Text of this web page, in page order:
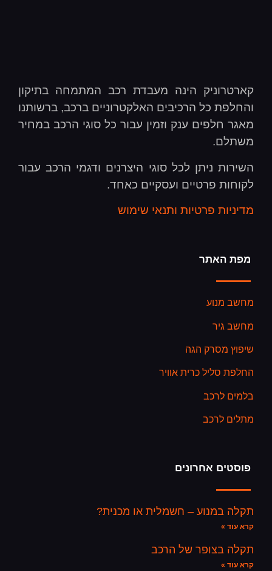
קארטרוניק הינה מעבדת רכב המתמחה בתיקון
והחלפת כל הרכיבים האלקטרוניים ברכב, ברשותנו
מאגר חלפים ענק וזמין עבור כל סוגי הרכב במחיר
משתלם.
השירות ניתן לכל סוגי היצרנים ודגמי הרכב עבור
לקוחות פרטיים ועסקיים כאחד.
מדיניות פרטיות ותנאי שימוש
מפת האתר
מחשב מנוע
מחשב גיר
שיפוץ מסרק הגה
החלפת סליל כרית אוויר
בלמים לרכב
מתלים לרכב
פוסטים אחרונים
תקלה במנוע – חשמלית או מכנית?
קרא עוד »
תקלה בצופר של הרכב
קרא עוד »